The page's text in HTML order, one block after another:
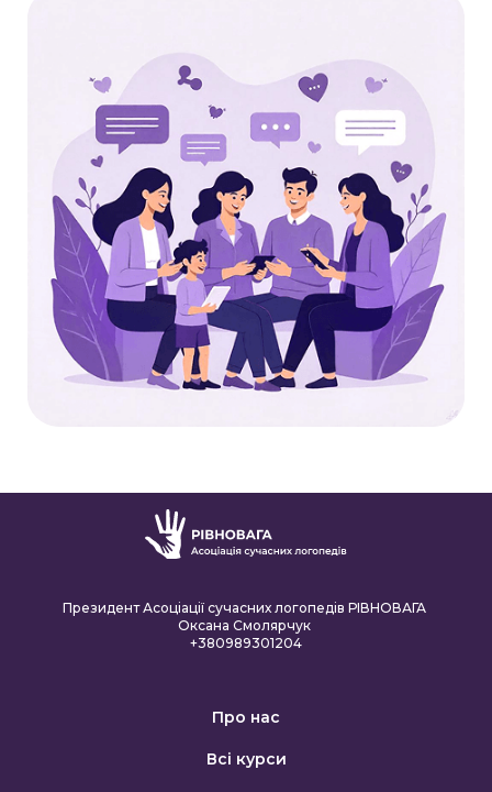
Президент Асоціації сучасних логопедів РІВНОВАГА
Оксана Смолярчук
+380989301204
Про нас
Всі курси